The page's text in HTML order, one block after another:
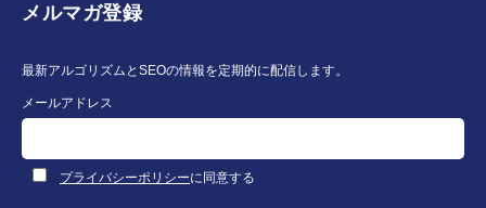
メルマガ登録
最新アルゴリズムとSEOの情報を定期的に配信します。
メールアドレス
プライバシーポリシーに同意する